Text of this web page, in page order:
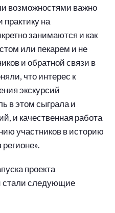
возможностями важно
практику на
занимаются и как
или пекарем и не
и обратной связи в
что интерес к
экскурсий
в этом сыграла и
и качественная работа
участников в историю
проекта
стали следующие